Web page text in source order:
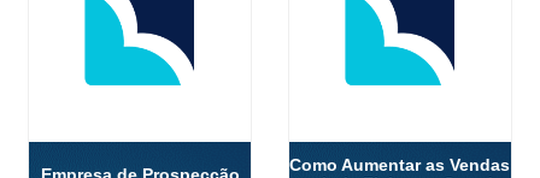
Como Aumentar as Vendas